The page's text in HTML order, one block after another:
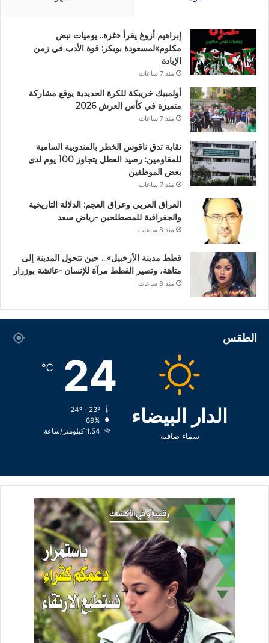
إبراهيم أزوغ يقرأ «غزة.. يوميات نبض
مكلوم»لمسعودة بوبكر: قوة الأدب في زمن
الإبادة
منذ 7 ساعات
أولمبيك خريبكة للكرة الحديدية يوقع مشاركة
متميزة في كأس العرش 2026
منذ 7 ساعات
نقابة تدق ناقوس الخطر بالمندوبية السامية
للمقاومين: رصيد العطل يتجاوز 100 يوم لدى
بعض الموظفين
منذ 7 ساعات
العراق العربي وعراق العجم: الدلالة التاريخية
والجغرافية للمصطلحين -رياض سعد
منذ 8 ساعات
قطط مدينة الأرخبيل»… حين تتحول المدينة إلى
متاهة، وتصير القطط مرآة للإنسان -عائشة بوزرار
منذ 8 ساعات
الطقس
الدار البيضاء
سماء صافية
24
℃
69%
1.54 كيلومتر/ساعة